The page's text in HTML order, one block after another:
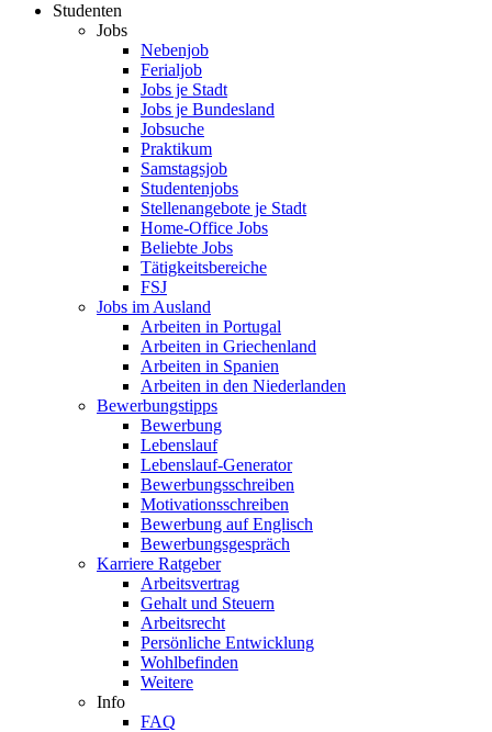
Studenten
Jobs
Nebenjob
Ferialjob
Jobs je Stadt
Jobs je Bundesland
Jobsuche
Praktikum
Samstagsjob
Studentenjobs
Stellenangebote je Stadt
Home-Office Jobs
Beliebte Jobs
Tätigkeitsbereiche
FSJ
Jobs im Ausland
Arbeiten in Portugal
Arbeiten in Griechenland
Arbeiten in Spanien
Arbeiten in den Niederlanden
Bewerbungstipps
Bewerbung
Lebenslauf
Lebenslauf-Generator
Bewerbungsschreiben
Motivationsschreiben
Bewerbung auf Englisch
Bewerbungsgespräch
Karriere Ratgeber
Arbeitsvertrag
Gehalt und Steuern
Arbeitsrecht
Persönliche Entwicklung
Wohlbefinden
Weitere
Info
FAQ